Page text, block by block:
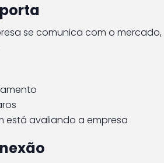
se comunica com o mercado,
está avaliando a empresa